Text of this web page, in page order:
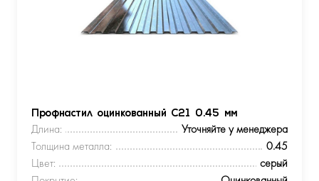
Профнастил оцинкованный С21 0.45 мм
Длина:
Уточняйте у менеджера
Толщина металла:
0.45
Цвет:
серый